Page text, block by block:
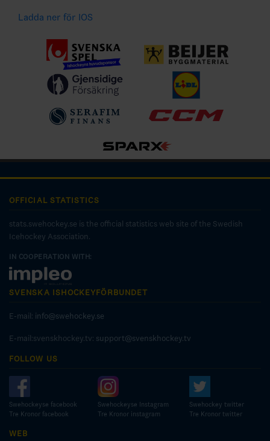
Ladda ner för IOS
OFFICIAL STATISTICS
stats.swehockey.se is the official statistics web site of the Swedish
Icehockey Association.
IN COOPERATION WITH:
SVENSKA ISHOCKEYFÖRBUNDET
E-mail: info@swehockey.se
E-mail:svenskhockey.tv: support@svenskhockey.tv
FOLLOW US
Swehockeyse facebook
Tre Kronor facebook
Swehockeyse Instagram
Tre Kronor instagram
Swehockey twitter
Tre Kronor twitter
WEB